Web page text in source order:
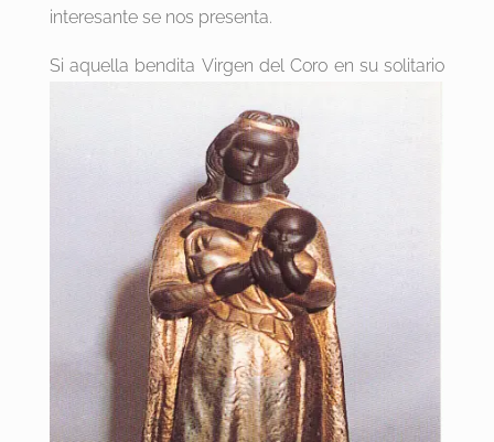
interesante se nos presenta.
Si aquella bendita Virgen del Coro en su solitario